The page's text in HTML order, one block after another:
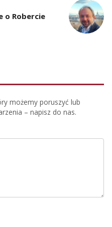
o Robercie
możemy poruszyć lub
– napisz do nas.